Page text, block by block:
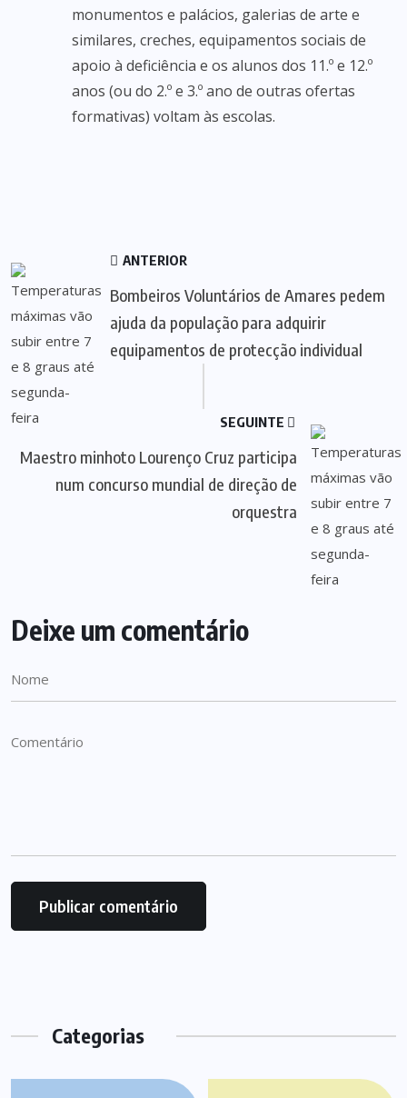
monumentos e palácios, galerias de arte e
similares, creches, equipamentos sociais de
apoio à deficiência e os alunos dos 11.º e 12.º
anos (ou do 2.º e 3.º ano de outras ofertas
formativas) voltam às escolas.
ANTERIOR
Bombeiros Voluntários de Amares pedem
ajuda da população para adquirir
equipamentos de protecção individual
SEGUINTE
Maestro minhoto Lourenço Cruz participa
num concurso mundial de direção de
orquestra
Deixe um comentário
Categorias